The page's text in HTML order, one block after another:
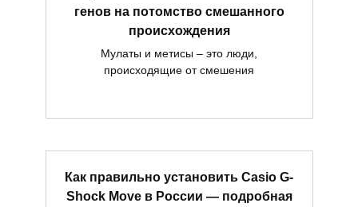
генов на потомство смешанного
происхождения
Мулаты и метисы – это люди,
происходящие от смешения
Как правильно установить Casio G-
Shock Move в России — подробная